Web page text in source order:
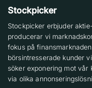
Stockpicker
Stockpicker erbjuder
producerar vi
fokus på
börsintresserade kunder
söker exponering mot vår
via olika